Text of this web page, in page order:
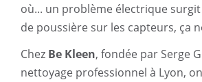
où... un problème électrique
de poussière sur les capteurs, ça
Chez Be Kleen, fondée par Serge
nettoyage professionnel à Lyon,